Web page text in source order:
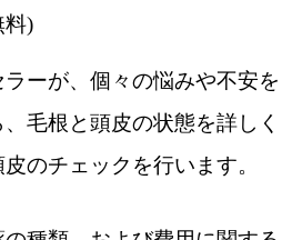
料)
ーが、個々の悩みや不安を
毛根と頭皮の状態を詳しく
のチェックを行います。